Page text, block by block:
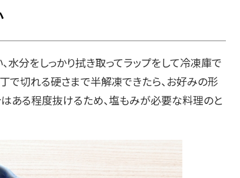
水分をしっかり拭き取ってラップをして冷凍庫で
で切れる硬さまで半解凍できたら、お好みの形
ある程度抜けるため、塩もみが必要な料理のと